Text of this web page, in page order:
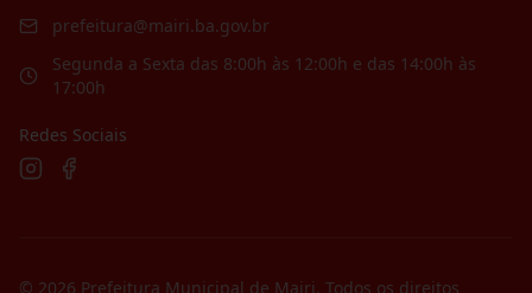
prefeitura@mairi.ba.gov.br
Segunda a Sexta das 8:00h às 12:00h e das 14:00h às
17:00h
Redes Sociais
© 2026 Prefeitura Municipal de Mairi. Todos os direitos